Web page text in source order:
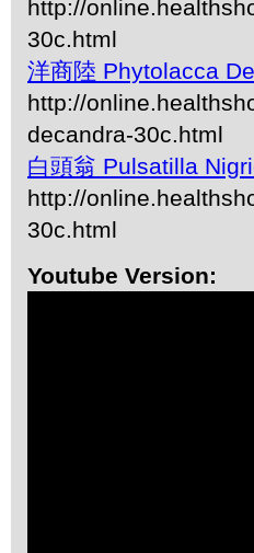
http://
30c.html
洋商陸 Phytolacca
http://
decandra-30c.html
白頭翁 Pulsatilla
http://
30c.html
Youtube Version: